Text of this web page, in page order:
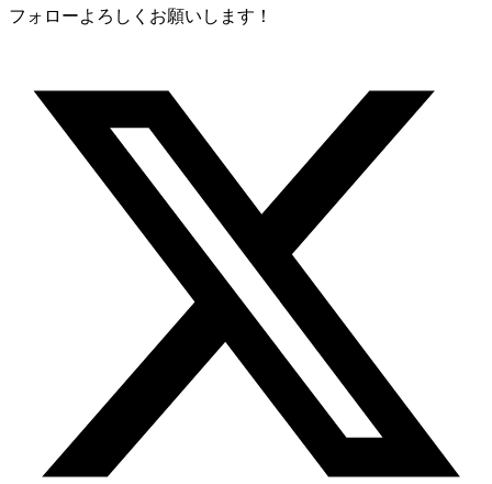
フォローよろしくお願いします！